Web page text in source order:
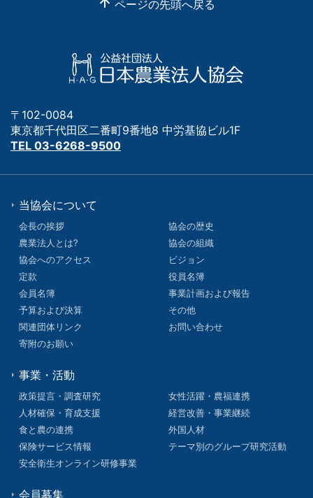
ページの先頭へ戻る
〒102-0084
東京都千代田区二番町9番地8 中労基協ビル1F
TEL 03-6268-9500
当協会について
会長の挨拶
協会の歴史
農業法人とは?
協会の組織
協会へのアクセス
ビジョン
定款
役員名簿
会員名簿
事業計画および報告
予算および決算
その他
関連団体リンク
お問い合わせ
寄附のお願い
事業・活動
政策提言・調査研究
女性活躍・農福連携
人材確保・育成支援
経営改善・事業継続
食と農の連携
外国人材
保険サービス情報
テーマ別のグループ研究活動
安全衛生オンライン研修事業
会員募集